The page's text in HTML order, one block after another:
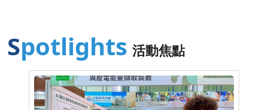
Spotlights 活動焦點